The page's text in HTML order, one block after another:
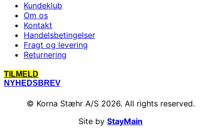
Kundeklub
Om os
Kontakt
Handelsbetingelser
Fragt og levering
Returnering
TILMELD
NYHEDSBREV
© Korna Stæhr A/S 2026. All rights reserved.
Site by StayMain